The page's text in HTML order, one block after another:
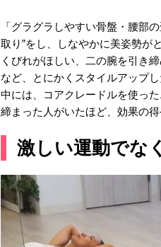
「グラグラしやすい骨盤・腰部
取り”をし、しなやかに美姿勢が
くびれがほしい、二の腕を引き
など、とにかくスタイルアップ
中には、コアクレードルを使っ
締まった人がいたほど、効果の
激しい運動でな